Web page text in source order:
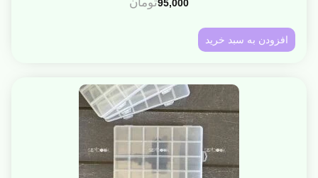
95,000
افزودن به سبد خرید